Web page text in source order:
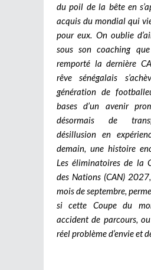
du poil de la bête en
acquis du mondial qui
pour eux. On oublie
sous son coaching
remporté la dernière
rêve sénégalais
génération de
bases d’un avenir
désormais de
désillusion en
demain, une histoire
Les éliminatoires de la
des Nations (CAN)
mois de septembre,
si cette Coupe du
accident de parcours,
réel problème d’envie et